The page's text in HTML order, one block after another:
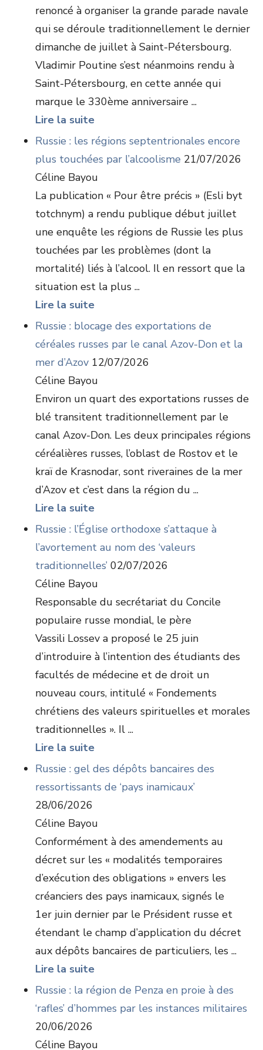
renoncé à organiser la grande parade navale
qui se déroule traditionnellement le dernier
dimanche de juillet à Saint-Pétersbourg.
Vladimir Poutine s’est néanmoins rendu à
Saint-Pétersbourg, en cette année qui
marque le 330ème anniversaire ...
Lire la suite
Russie : les régions septentrionales encore
plus touchées par l’alcoolisme 21/07/2026
Céline Bayou
La publication « Pour être précis » (Esli byt
totchnym) a rendu publique début juillet
une enquête les régions de Russie les plus
touchées par les problèmes (dont la
mortalité) liés à l’alcool. Il en ressort que la
situation est la plus ...
Lire la suite
Russie : blocage des exportations de
céréales russes par le canal Azov-Don et la
mer d’Azov 12/07/2026
Céline Bayou
Environ un quart des exportations russes de
blé transitent traditionnellement par le
canal Azov-Don. Les deux principales régions
céréalières russes, l’oblast de Rostov et le
kraï de Krasnodar, sont riveraines de la mer
d’Azov et c’est dans la région du ...
Lire la suite
Russie : l’Église orthodoxe s’attaque à
l’avortement au nom des ‘valeurs
traditionnelles’ 02/07/2026
Céline Bayou
Responsable du secrétariat du Concile
populaire russe mondial, le père
Vassili Lossev a proposé le 25 juin
d’introduire à l’intention des étudiants des
facultés de médecine et de droit un
nouveau cours, intitulé « Fondements
chrétiens des valeurs spirituelles et morales
traditionnelles ». Il ...
Lire la suite
Russie : gel des dépôts bancaires des
ressortissants de ‘pays inamicaux’
28/06/2026
Céline Bayou
Conformément à des amendements au
décret sur les « modalités temporaires
d’exécution des obligations » envers les
créanciers des pays inamicaux, signés le
1er juin dernier par le Président russe et
étendant le champ d’application du décret
aux dépôts bancaires de particuliers, les ...
Lire la suite
Russie : la région de Penza en proie à des
‘rafles’ d’hommes par les instances militaires
20/06/2026
Céline Bayou